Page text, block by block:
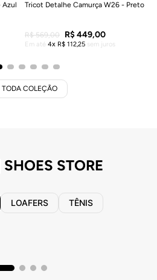
Azul
Tricot Detalhe Camurça W26 - Preto
R$ 569,00 R$449,00
Em até 4 R$ 112,25 sem juros
TODA COLEÇÃO
SHOES STORE
LOAFERS TÊNIS